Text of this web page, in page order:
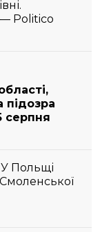
— Politico
серпня
Польщі